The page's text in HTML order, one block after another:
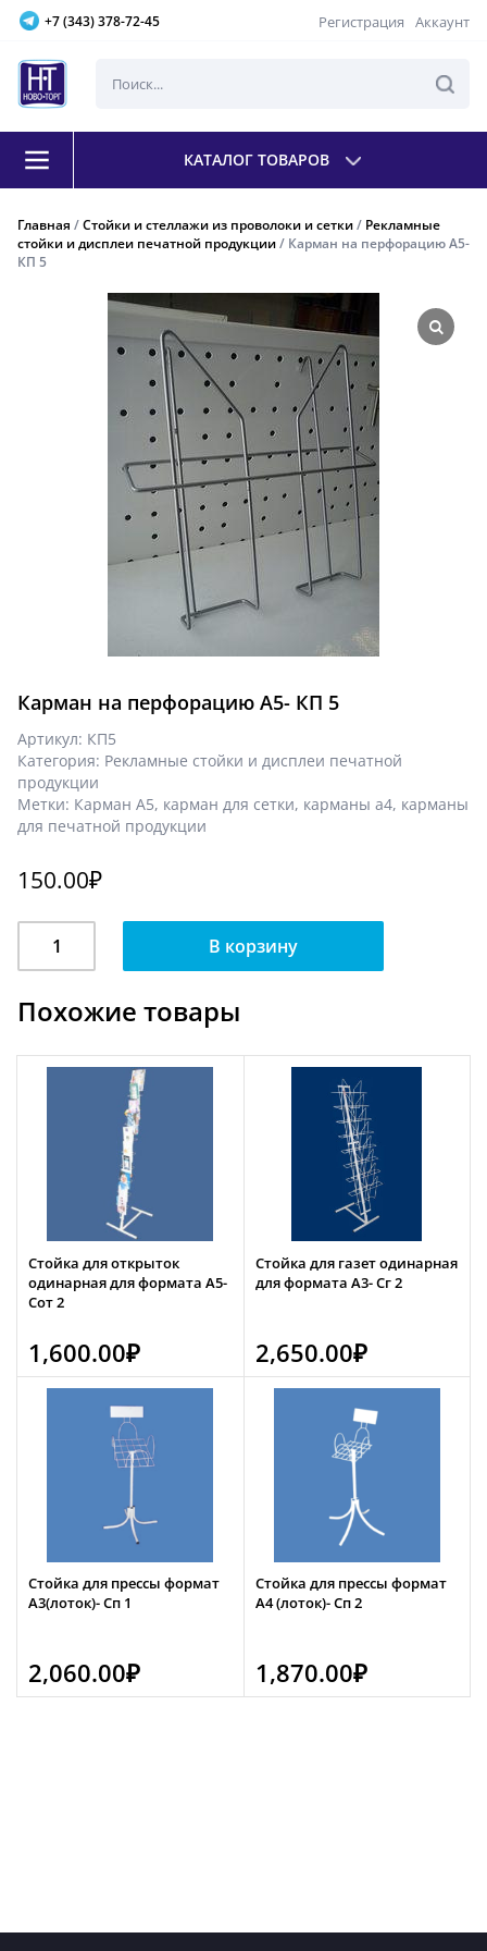
+7 (343) 378-72-45 Регистрация Аккаунт
КАТАЛОГ ТОВАРОВ
Главная /Стойки и стеллажи из проволоки и сетки/ Рекламные
стойки и дисплеи печатной продукции/ Карман на перфорацию А5-
КП 5
Карман на перфорацию А5- КП 5
Артикул: КП5
Категория: Рекламные стойки и дисплеи печатной
продукции
Метки: Карман А5, карман для сетки, карманы а4, карманы
для печатной продукции
150.00₽
Карман
перфорацию
А5-
КП
В корзину
Похожие товары
Стойка для открыток
одинарная для формата А5-
Сот 2
1,600.00₽
Стойка для газет одинарная
для формата А3- Сг 2
2,650.00₽
Стойка для прессы формат
А3(лоток)- Сп 1
2,060.00₽
Стойка для прессы формат
А4 (лоток)- Сп 2
1,870.00₽